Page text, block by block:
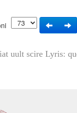
uult scire Lyris: